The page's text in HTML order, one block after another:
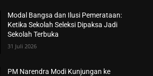
Modal Bangsa dan Ilusi Pemerataan:
Ketika Sekolah Seleksi Dipaksa Jadi
Sekolah Terbuka
31 Juli 2026
PM Narendra Modi Kunjungan ke